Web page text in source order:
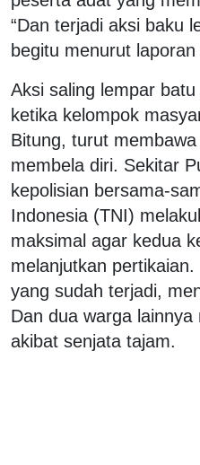
“Dan terjadi aksi baku
begitu menurut
Aksi saling lempar
ketika kelompok
Bitung, turut
membela diri. Sekitar
kepolisian bersama-
Indonesia (TNI)
maksimal agar kedua
melanjutkan
yang sudah terjadi,
Dan dua warga
akibat senjata tajam.